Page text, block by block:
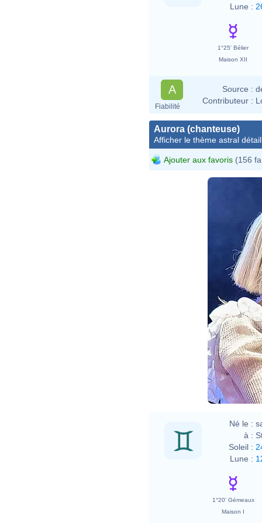
Lune :
1°25' Bélier
Maison XII
A
Fiabilité
Source :
Contributeur :
Aurora (chanteuse)
Afficher le thème astral
Ajouter aux favoris (156
Né le :
à :
Soleil :
Lune :
1°20' Gémeaux
Maison I